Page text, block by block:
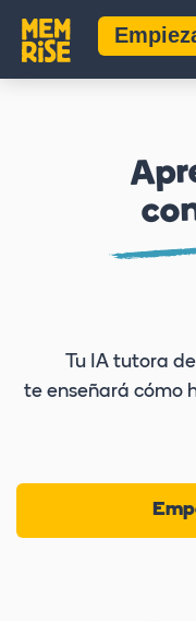
Tu IA tutora
te enseñará cómo